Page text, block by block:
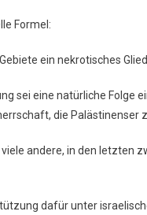
Formel:
ein nekrotisches
sei eine natürliche Folge
die Palästinenser
andere, in den letzten
dafür unter